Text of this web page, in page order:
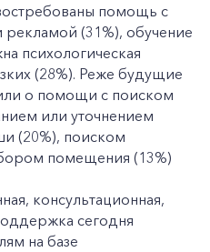
помощь с
(31%), обучение
психологическая
(28%). Реже будущие
о помощи с поиском
или уточнением
(20%), поиском
помещения (13%)
консультационная,
сегодня
на базе